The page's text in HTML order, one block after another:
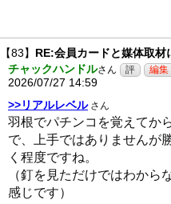
【83】 RE:会員カードと媒体取材
チャックハンドルさん
2026/07/27 14:59
>>リアルレベルさん
羽根でパチンコを覚えてか
で、上手ではありませんが
く程度ですね。
（釘を見ただけではわから
感じです）